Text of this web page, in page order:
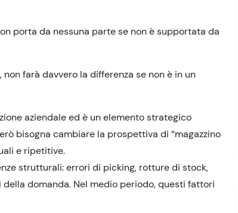
porta da nessuna parte se non è supportata da
farà davvero la differenza se non è in un
aziendale ed è un elemento strategico
bisogna cambiare la prospettiva di “magazzino
e ripetitive.
strutturali: errori di picking, rotture di stock,
domanda. Nel medio periodo, questi fattori